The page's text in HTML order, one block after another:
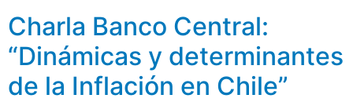
Charla Banco Central:
“Dinámicas y determinantes
de la Inflación en Chile”